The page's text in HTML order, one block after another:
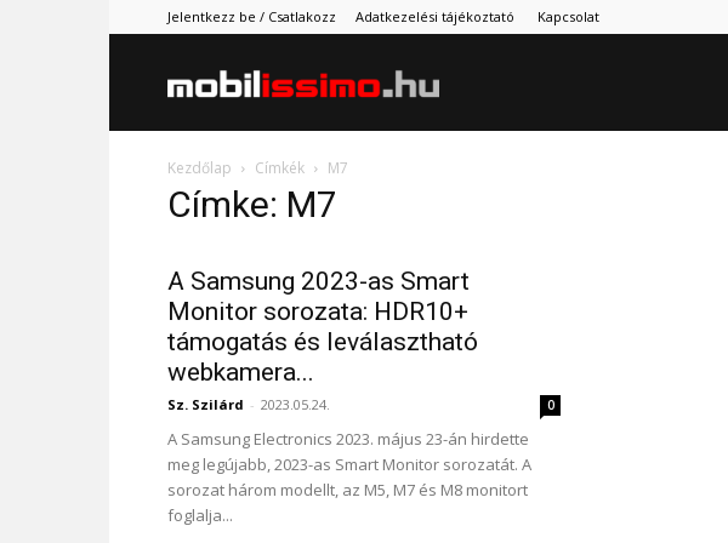
Jelentkezz be / Csatlakozz Adatkezelési tájékoztató Kapcsolat
Mobilissimo.hu
Kezdőlap Címkék M7
Címke: M7
A Samsung 2023-as Smart
Monitor sorozata: HDR10+
támogatás és leválasztható
webkamera...
Sz. Szilárd - 2023.05.24. 0
A Samsung Electronics 2023. május 23-án hirdette
meg legújabb, 2023-as Smart Monitor sorozatát. A
sorozat három modellt, az M5, M7 és M8 monitort
foglalja...